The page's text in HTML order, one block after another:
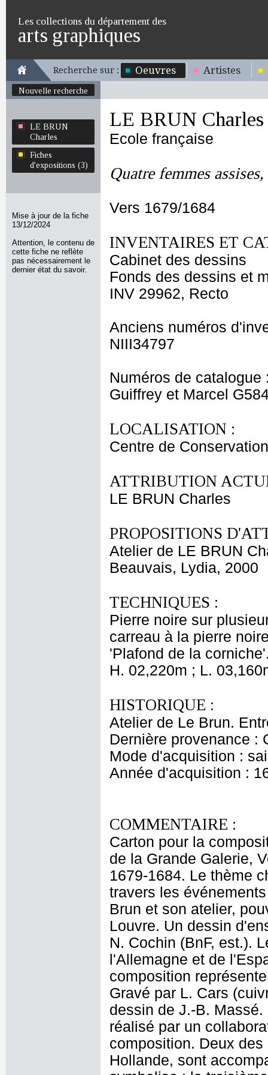
Les collections du département des
arts graphiques
Recherche sur : Oeuvres Artistes
Nouvelle recherche
LE BRUN
Charles
Fiches
d'expositions (3)
Mise à jour de la fiche
13/12/2024
Attention, le contenu de
cette fiche ne reflète
pas nécessairement le
dernier état du savoir.
LE BRUN Charles
Ecole française
Quatre femmes
Vers 1679/1684
INVENTAIRES ET
Cabinet des dessins
Fonds des dessins et
INV 29962, Recto
Anciens numéros
NIII34797
Numéros de catalogue
Guiffrey et Marcel
LOCALISATION :
Centre de
ATTRIBUTION
LE BRUN Charles
PROPOSITIONS
Atelier de LE BRUN
Beauvais, Lydia, 2000
TECHNIQUES :
Pierre noire sur
carreau à la pierre
'Plafond de la
H. 02,220m ; L.
HISTORIQUE :
Atelier de Le Brun.
Dernière provenance :
Mode d'acquisition :
Année d'acquisition :
COMMENTAIRE :
Carton pour la
de la Grande Galerie,
1679-1684. Le thème
travers les
Brun et son atelier,
Louvre. Un dessin
N. Cochin (BnF, est.).
l'Allemagne et de
composition
Gravé par L. Cars
dessin de J.-B.
réalisé par un
composition. Deux
Hollande, sont